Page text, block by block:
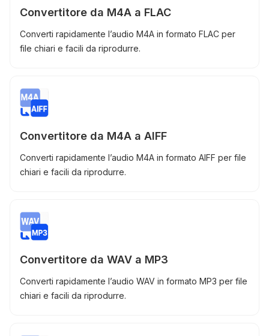
Convertitore da M4A a FLAC
Converti rapidamente l’audio M4A in formato FLAC per
file chiari e facili da riprodurre.
Convertitore da M4A a AIFF
Converti rapidamente l’audio M4A in formato AIFF per file
chiari e facili da riprodurre.
Convertitore da WAV a MP3
Converti rapidamente l’audio WAV in formato MP3 per file
chiari e facili da riprodurre.